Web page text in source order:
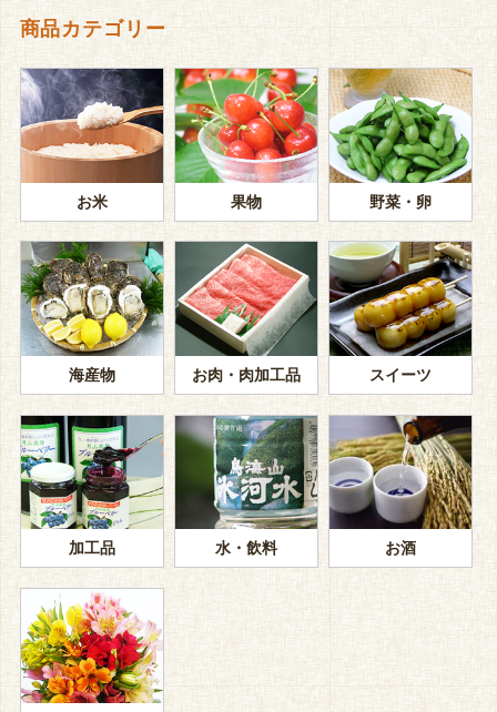
商品カテゴリー
お米 果物 野菜・卵
海産物 お肉・肉加工品 スイーツ
加工品 水・飲料 お酒